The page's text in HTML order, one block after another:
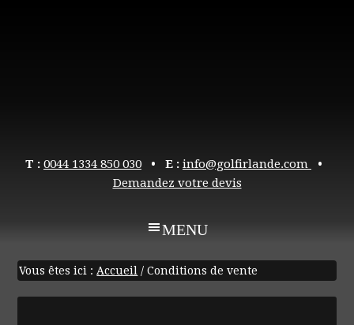
T : 0044 1334 850 030 • E : info@golfirlande.com
•
Demandez votre devis
Vous êtes ici :Accueil / Conditions de vente